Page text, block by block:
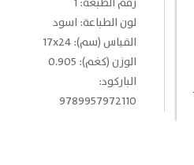
لون الطباعة: اسود
القياس (سم): 17x24
الوزن (كغم): 0.905
الباركود:
9789957972110